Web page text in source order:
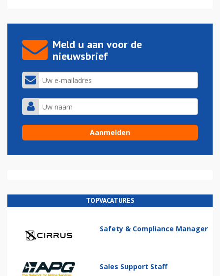
Meld u aan voor de
nieuwsbrief
TOPVACATURES
Safety & Compliance Manager
Sales Support Staff